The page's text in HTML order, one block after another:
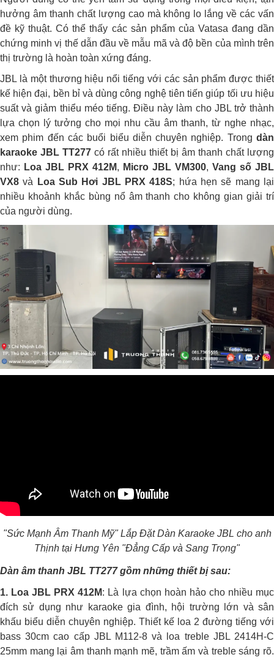
hưởng âm thanh chất lượng cao mà không lo lắng về các vấn
đề kỹ thuật. Có thể thấy các sản phẩm của Vatasa đang dần
chứng minh vị thế dẫn đầu về mẫu mã và độ bền của mình trên
thị trường là hoàn toàn xứng đáng.
JBL là một thương hiệu nổi tiếng với các sản phẩm được thiết
kế hiện đại, bền bỉ và dùng công nghệ tiên tiến giúp tối ưu hiệu
suất và giảm thiểu méo tiếng. Điều này làm cho JBL trở thành
lựa chọn lý tưởng cho mọi nhu cầu âm thanh, từ nghe nhạc,
xem phim đến các buổi biểu diễn chuyên nghiệp. Trong dàn
karaoke JBL TT277 có rất nhiều thiết bị âm thanh chất lượng
như: Loa JBL PRX 412M, Micro JBL VM300, Vang số JBL
VX8 và Loa Sub Hơi JBL PRX 418S; hứa hẹn sẽ mang lại
nhiều khoảnh khắc bùng nổ âm thanh cho không gian giải trí
của người dùng.
"Sức Mạnh Âm Thanh Mỹ" Lắp Đặt Dàn Karaoke JBL cho anh
Thịnh tại Hưng Yên "Đẳng Cấp và Sang Trọng"
Dàn âm thanh JBL TT277 gồm những thiết bị sau:
1. Loa JBL PRX 412M: Là lựa chọn hoàn hảo cho nhiều mục
đích sử dụng như karaoke gia đình, hội trường lớn và sân
khấu biểu diễn chuyên nghiệp. Thiết kế loa 2 đường tiếng với
bass 30cm cao cấp JBL M112-8 và loa treble JBL 2414H-C
25mm mang lại âm thanh mạnh mẽ, trầm ấm và treble sáng rõ.